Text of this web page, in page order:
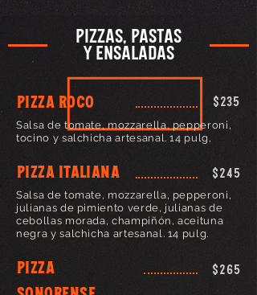
PIZZAS, PASTAS
Y ENSALADAS
PIZZA ROCO $235
Salsa de tomate, mozzarella, pepperoni,
tocino y salchicha artesanal. 14 pulg,
PIZZA ITALIANA $245
Salsa de tomate, mozzarella, pepperoni,
julianas de pimiento verde, julianas de
cebollas morada, champiñón, aceituna
negra y salchicha artesanal. 14 pulg.
PIZZA
$265